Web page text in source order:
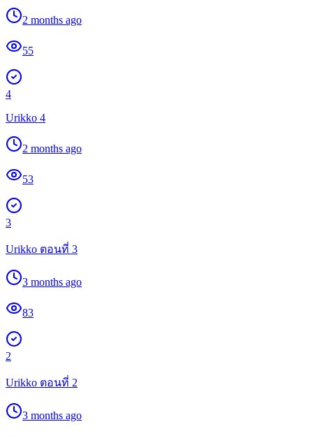
2 months ago
55
4
Urikko 4
2 months ago
53
3
Urikko ตอนที่ 3
3 months ago
83
2
Urikko ตอนที่ 2
3 months ago